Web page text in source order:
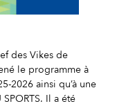
des Vikes de
le programme à
2026 ainsi qu’à une
Il a été